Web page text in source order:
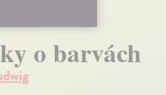
o barvách